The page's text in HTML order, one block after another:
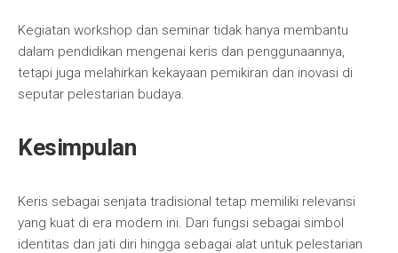
Kegiatan workshop dan seminar tidak hanya membantu
dalam pendidikan mengenai keris dan penggunaannya,
tetapi juga melahirkan kekayaan pemikiran dan inovasi di
seputar pelestarian budaya.
Kesimpulan
Keris sebagai senjata tradisional tetap memiliki relevansi
yang kuat di era modern ini. Dari fungsi sebagai simbol
identitas dan jati diri hingga sebagai alat untuk pelestarian